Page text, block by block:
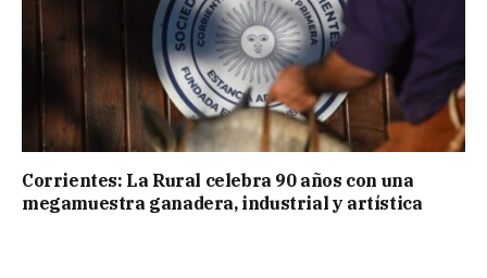
Corrientes: La Rural celebra 90 años con una
megamuestra ganadera, industrial y artística